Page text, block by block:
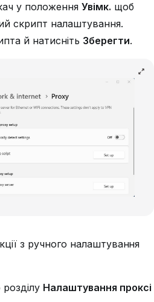
у положення Увімк. щоб
скрипт налаштування.
й натисніть Зберегти.
з ручного налаштування
Налаштування проксі